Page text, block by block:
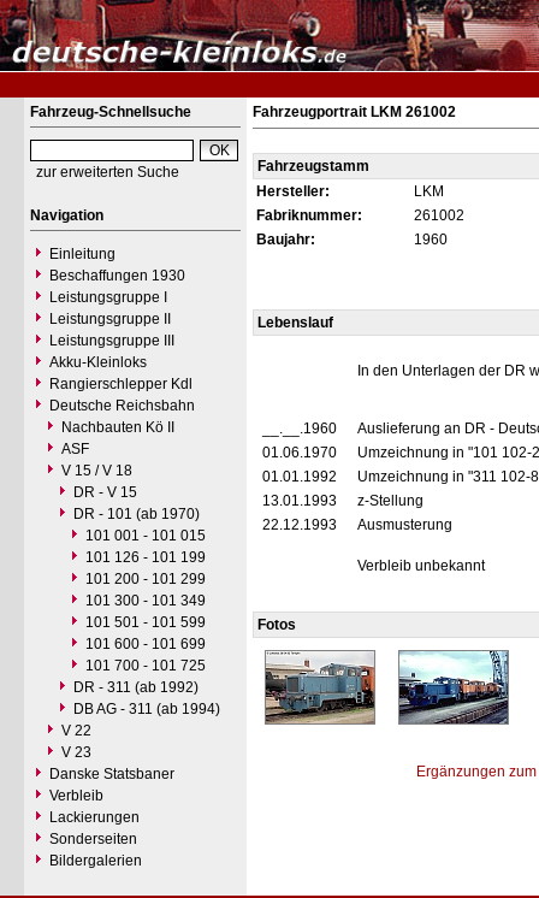
Fahrzeug-Schnellsuche
zur erweiterten Suche
Navigation
Einleitung
Beschaffungen 1930
Leistungsgruppe I
Leistungsgruppe II
Leistungsgruppe III
Akku-Kleinloks
Rangierschlepper Kdl
Deutsche Reichsbahn
Nachbauten Kö II
ASF
V 15 / V 18
DR - V 15
DR - 101 (ab 1970)
101 001 - 101 015
101 126 - 101 199
101 200 - 101 299
101 300 - 101 349
101 501 - 101 599
101 600 - 101 699
101 700 - 101 725
DR - 311 (ab 1992)
DB AG - 311 (ab 1994)
V 22
V 23
Danske Statsbaner
Verbleib
Lackierungen
Sonderseiten
Bildergalerien
Fahrzeugportrait LKM 261002
Fahrzeugstamm
Hersteller:
LKM
Fabriknummer:
261002
Baujahr:
1960
Lebenslauf
In den Unterlagen der DR
__.__.1960
Auslieferung an DR -
01.06.1970
Umzeichnung in "101 102-
01.01.1992
Umzeichnung in "311 102-
13.01.1993
z-Stellung
22.12.1993
Ausmusterung
Verbleib unbekannt
Fotos
Ergänzungen